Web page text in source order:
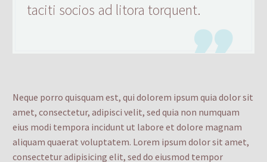
taciti socios ad litora torquent.

Neque porro quisquam est, qui dolorem ipsum quia dolor sit
amet, consectetur, adipisci velit, sed quia non numquam
eius modi tempora incidunt ut labore et dolore magnam
aliquam quaerat voluptatem. Lorem ipsum dolor sit amet,
consectetur adipisicing elit, sed do eiusmod tempor